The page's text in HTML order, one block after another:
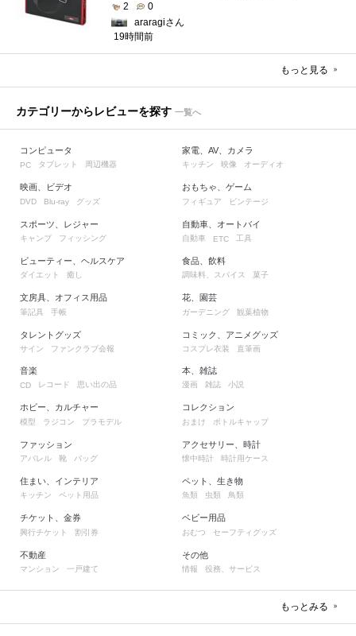
2
0
araragiさん
19時間前
もっと見る
カテゴリーからレビューを探す 一覧へ
コンピュータ
PC タブレット 周辺機器
映画、ビデオ
DVD Blu-ray グッズ
スポーツ、レジャー
キャンプ フィッシング
ビューティー、ヘルスケア
ダイエット 癒し
文房具、オフィス用品
筆記具 手帳
タレントグッズ
サイン ファンクラブ会報
家電、AV、カメラ
キッチン 映像 オーディオ
おもちゃ、ゲーム
フィギュア ビンテージ
自動車、オートバイ
自動車 ETC 工具
食品、飲料
調味料、スパイス 菓子
花、園芸
ガーデニング 観葉植物
コミック、アニメグッズ
コスプレ衣装 直筆画
音楽
CD レコード 思い出の品
ホビー、カルチャー
模型 ラジコン プラモデル
ファッション
アパレル 靴 バッグ
住まい、インテリア
キッチン ペット用品
チケット、金券
興行チケット 割引券
不動産
マンション 一戸建て
本、雑誌
漫画 雑誌 小説
コレクション
おまけ ボトルキャップ
アクセサリー、時計
懐中時計 時計用ケース
ペット、生き物
魚類 虫類 鳥類
ベビー用品
おむつ セーフティグッズ
その他
情報 役務、サービス
もっとみる